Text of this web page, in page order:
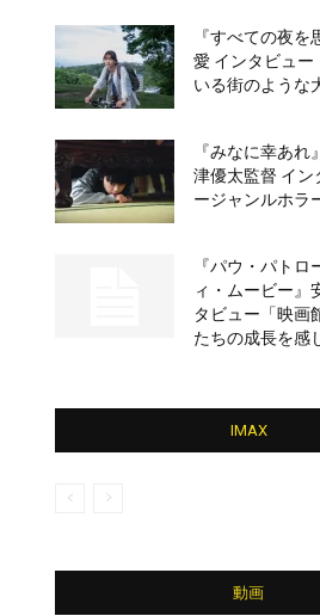
『すべての夜
愛 インタビュー
いる街のような
『みなに幸あ
津優太監督 イン
ージャンルホラ
『パウ・パトロ
ィ・ムービー』
タビュー「映画
たちの成長を感
IMAX
動画